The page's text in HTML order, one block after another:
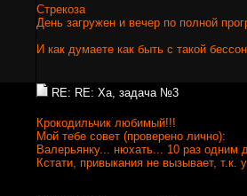
Стрекоза
День загружен и вечер по полной
И как думаете как быть с такой
RE: RE: Ха, задача №3
Крокодильчик любимый!!!
Мой тебе совет (проверено лично):
Валерьянку... нюхать... 10 раз
Кстати, привыкания не вызывает, т.к.